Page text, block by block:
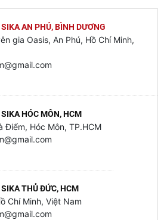
là sản phẩm gốc xi măng và do
biện pháp thích hợp để giảm tối
trực tiếp với da.
vào mắt, hãy rửa sạch ngay
sạch và đến gặp bác sĩ.
AN PHÚ, BÌNH DƯƠNG
gia Oasis, An Phú, Hồ Chí Minh,
HÓC MÔN, HCM
Điểm, Hóc Môn, TP.HCM
THỦ ĐỨC, HCM
Chí Minh, Việt Nam